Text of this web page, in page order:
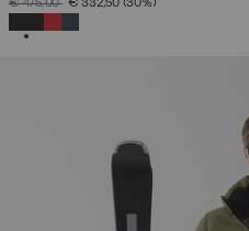
€ 475,00 € 332,50 (30%)